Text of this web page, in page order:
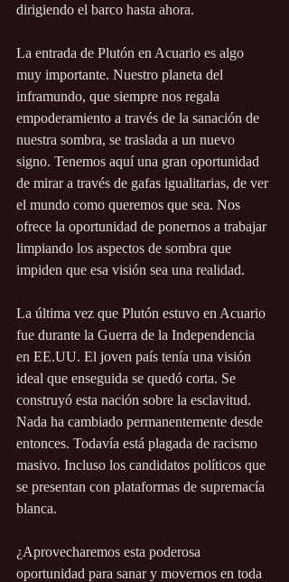
dirigiendo el barco hasta ahora.
La entrada de Plutón en Acuario es algo
muy importante. Nuestro planeta del
inframundo, que siempre nos regala
empoderamiento a través de la sanación de
nuestra sombra, se traslada a un nuevo
signo. Tenemos aquí una gran oportunidad
de mirar a través de gafas igualitarias, de ver
el mundo como queremos que sea. Nos
ofrece la oportunidad de ponernos a trabajar
limpiando los aspectos de sombra que
impiden que esa visión sea una realidad.
La última vez que Plutón estuvo en Acuario
fue durante la Guerra de la Independencia
en EE.UU. El joven país tenía una visión
ideal que enseguida se quedó corta. Se
construyó esta nación sobre la esclavitud.
Nada ha cambiado permanentemente desde
entonces. Todavía está plagada de racismo
masivo. Incluso los candidatos políticos que
se presentan con plataformas de supremacía
blanca.
¿Aprovecharemos esta poderosa
oportunidad para sanar y movernos en toda